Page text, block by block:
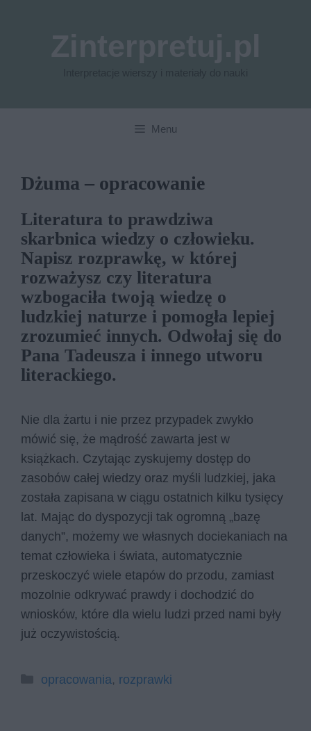
Menu
Dżuma – opracowanie
Literatura to prawdziwa
skarbnica wiedzy o człowieku.
Napisz rozprawkę, w której
rozważysz czy literatura
wzbogaciła twoją wiedzę o
ludzkiej naturze i pomogła lepiej
zrozumieć innych. Odwołaj się do
Pana Tadeusza i innego utworu
literackiego.
Nie dla żartu i nie przez przypadek zwykło
mówić się, że mądrość zawarta jest w
książkach. Czytając zyskujemy dostęp do
zasobów całej wiedzy oraz myśli ludzkiej, jaka
została zapisana w ciągu ostatnich kilku tysięcy
lat. Mając do dyspozycji tak ogromną „bazę
danych”, możemy we własnych dociekaniach na
temat człowieka i świata, automatycznie
przeskoczyć wiele etapów do przodu, zamiast
mozolnie odkrywać prawdy i dochodzić do
wniosków, które dla wielu ludzi przed nami były
już oczywistością.
Kategorie
opracowania, rozprawki